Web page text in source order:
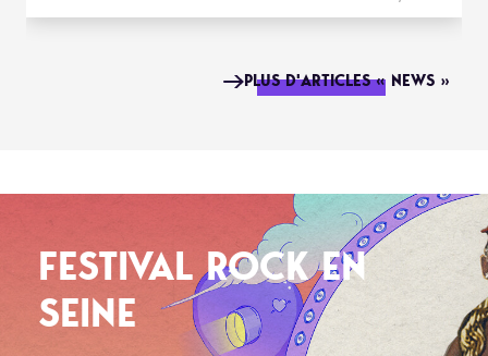
PLUS D'ARTICLES « NEWS »
FESTIVAL ROCK EN
SEINE